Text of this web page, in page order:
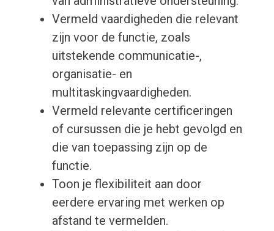
Vermeld vaardigheden die relevant
zijn voor de functie, zoals
uitstekende communicatie-,
organisatie- en
multitaskingvaardigheden.
Vermeld relevante certificeringen
of cursussen die je hebt gevolgd en
die van toepassing zijn op de
functie.
Toon je flexibiliteit aan door
eerdere ervaring met werken op
afstand te vermelden.